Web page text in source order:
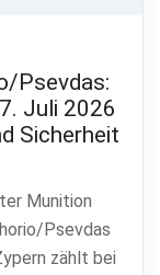
Psevdas:
Juli 2026
Sicherheit
Munition
Psevdas
zählt bei